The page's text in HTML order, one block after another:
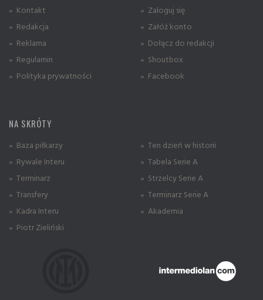
» Kontakt
» Redakcja
» Reklama
» Regulamin
» Polityka prywatności
» Zaloguj się
» Załóż konto
» Dołącz do redakcji
» Shoutbox
» Facebook
NA SKRÓTY
» Baza piłkarzy
» Rywale Interu
» Terminarz
» Transfery
» Kadra Interu
» Piotr Zieliński
» Ten dzień w historii
» Tabela Serie A
» Strzelcy Serie A
» Terminarz Serie A
» Akademia